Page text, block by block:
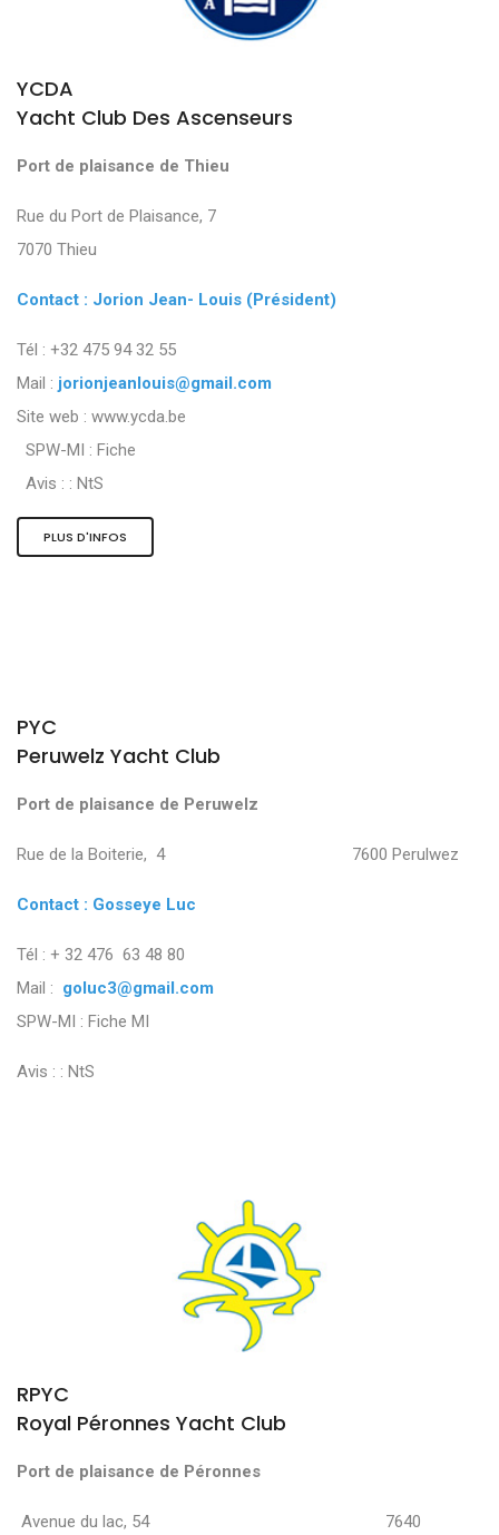
YCDA
Yacht Club Des Ascenseurs
Port de plaisance de Thieu
Rue du Port de Plaisance, 7
7070 Thieu
Contact : Jorion Jean- Louis (Président)
Tél : +32 475 94 32 55
Mail : jorionjeanlouis@gmail.com
Site web : www.ycda.be
SPW-MI : Fiche
Avis : : NtS
PLUS D'INFOS
PYC
Peruwelz Yacht Club
Port de plaisance de Peruwelz
Rue de la Boiterie, 4 7600 Perulwez
Contact : Gosseye Luc
Tél : + 32 476 63 48 80
Mail : goluc3@gmail.com
SPW-MI : Fiche MI
Avis : : NtS
RPYC
Royal Péronnes Yacht Club
Port de plaisance de Péronnes
Avenue du lac, 54 7640